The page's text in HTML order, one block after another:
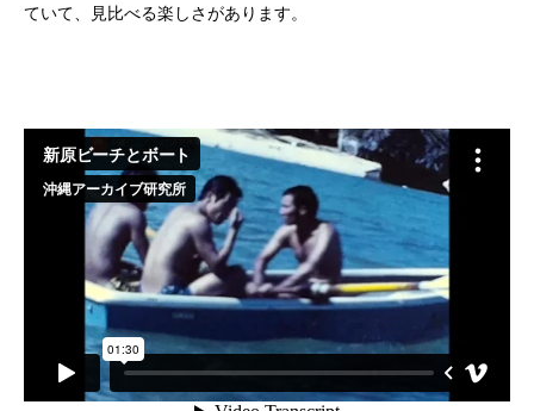
ていて、見比べる楽しさがあります。